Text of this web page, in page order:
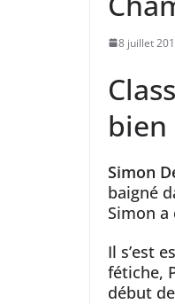
8 juillet
bien
Simon
baigné
Simon
Il s’est
fétiche,
début